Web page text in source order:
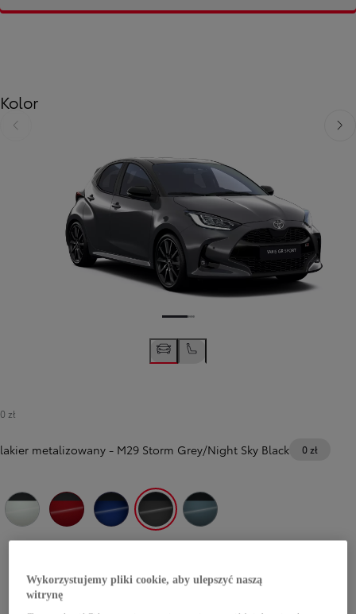
Kolor
Poprzedni
0 zł
lakier metalizowany - M29 Storm Grey/Night Sky Black 0 zł
2PU Platinum Pearl White/Eclipse Black
2SZ Imperial Red/Eclipse Black
M20 Juniper Blue/Night Sky Black
M29 Storm Grey/Night Sky Black
Wykorzystujemy pliki cookie, aby ulepszyć naszą
witrynę